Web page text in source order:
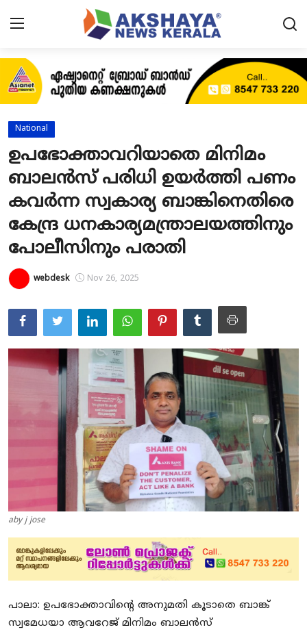
Home
Contact
News
Akshaya News
Agriculture
Business
Education
Entertainment
Obituary
Travel & Tourism
Technology
Gallery
E-Paper
National
ഉപഭോക്താവറിയാതെ മിനിമം
ബാലൻസ് പരിധി ഉയർത്തി പണം
കവർന്ന സ്വകാര്യ ബാങ്കിനെതിരെ
കേന്ദ്ര ധനകാര്യമന്ത്രാലയത്തിനും
പോലീസിനും പരാതി
webdesk Nov 26, 2025
aby j jose
പാലാ: ഉപഭോക്താവിൻ്റെ അനുമതി കൂടാതെ ബാങ്ക്
സ്വമേധയാ ആവറേജ് മിനിമം ബാലൻസ്